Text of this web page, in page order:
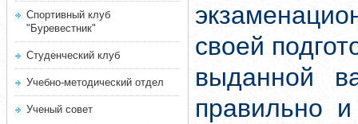
Спортивный клуб
"Буревестник"
Студенческий клуб
Учебно-методический отдел
Ученый совет
своей
выданной
правильно